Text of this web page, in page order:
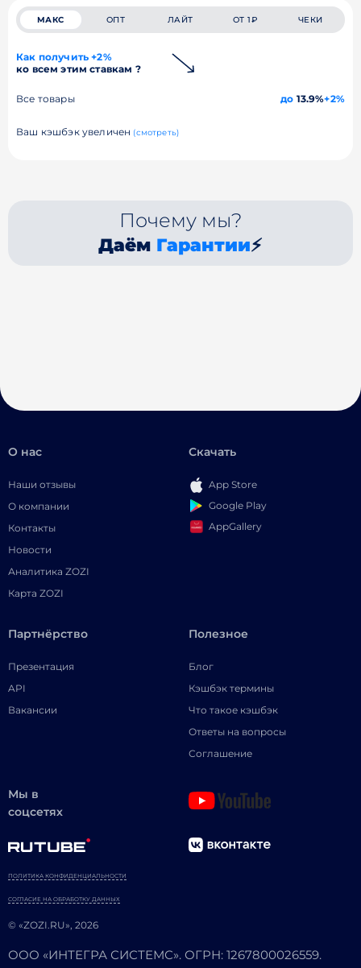
МАКС ОПТ ЛАЙТ ОТ 1₽ ЧЕКИ
Как получить +2%
ко всем этим ставкам ?
Все товары до 13.9%+2%
Ваш кэшбэк увеличен (смотреть)
Почему мы?
Даём Гарантии⚡
О нас
Наши отзывы
О компании
Контакты
Новости
Аналитика ZOZI
Карта ZOZI
Скачать
App Store
Google Play
AppGallery
Партнёрство
Презентация
API
Вакансии
Полезное
Блог
Кэшбэк термины
Что такое кэшбэк
Ответы на вопросы
Соглашение
Мы в
соцсетях
© «ZOZI.RU», 2026
ПОЛИТИКА КОНФИДЕНЦИАЛЬНОСТИ
СОГЛАСИЕ НА ОБРАБОТКУ ДАННЫХ
ООО «ИНТЕГРА СИСТЕМС». ОГРН: 1267800026559.